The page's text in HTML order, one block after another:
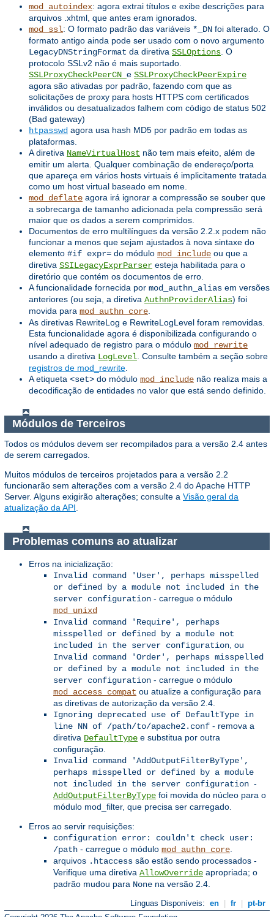
mod_autoindex: agora extrai títulos e exibe descrições para
arquivos .xhtml, que antes eram ignorados.
mod_ssl: O formato padrão das variáveis ​​ *_DN foi alterado. O
formato antigo ainda pode ser usado com o novo argumento
LegacyDNStringFormat da diretiva SSLOptions . O
protocolo SSLv2 não é mais suportado.
SSLProxyCheckPeerCN e SSLProxyCheckPeerExpire
agora são ativadas por padrão, fazendo com que as
solicitações de proxy para hosts HTTPS com certificados
inválidos ou desatualizados falhem com código de status 502
(Bad gateway)
htpasswd agora usa hash MD5 por padrão em todas as
plataformas.
A diretiva NameVirtualHost não tem mais efeito, além de
emitir um alerta. Qualquer combinação de endereço/porta
que apareça em vários hosts virtuais é implicitamente tratada
como um host virtual baseado em nome.
mod_deflate agora irá ignorar a compressão se souber que
a sobrecarga de tamanho adicionada pela compressão será
maior que os dados a serem comprimidos.
Documentos de erro multilíngues da versão 2.2.x podem não
funcionar a menos que sejam ajustados à nova sintaxe do
elemento #if expr= do módulo mod_include ou que a
diretiva SSILegacyExprParser esteja habilitada para o
diretório que contém os documentos de erro.
A funcionalidade fornecida por mod_authn_alias em versões
anteriores (ou seja, a diretiva AuthnProviderAlias) foi
movida para mod_authn_core
As diretivas RewriteLog e RewriteLogLevel foram removidas.
Esta funcionalidade agora é disponibilizada configurando o
nível adequado de registro para o módulo mod_rewrite
usando a diretiva LogLevel . Consulte também a seção sobre
registros de mod_rewrite
A etiqueta <set> do módulo mod_include não realiza mais a
decodificação de entidades no valor que está sendo definido.
Módulos de Terceiros
Todos os módulos devem ser recompilados para a versão 2.4 antes
de serem carregados.
Muitos módulos de terceiros projetados para a versão 2.2
funcionarão sem alterações com a versão 2.4 do Apache HTTP
Server. Alguns exigirão alterações; consulte a Visão geral da
atualização da API
Problemas comuns ao atualizar
Erros na inicialização:
Invalid command 'User', perhaps misspelled
or defined by a module not included in the
server configuration - carregue o módulo
mod_unixd
Invalid command 'Require', perhaps
misspelled or defined by a module not
included in the server configuration, ou
Invalid command 'Order', perhaps misspelled
or defined by a module not included in the
server configuration - carregue o módulo
mod_access_compat ou atualize a configuração para
as diretivas de autorização da versão 2.4.
Ignoring deprecated use of DefaultType in
line NN of /path/to/apache2.conf - remova a
diretiva DefaultType e substitua por outra
configuração.
Invalid command 'AddOutputFilterByType',
perhaps misspelled or defined by a module
not included in the server configuration -
AddOutputFilterByType foi movida do núcleo para o
módulo mod_filter, que precisa ser carregado.
Erros ao servir requisições:
configuration error: couldn't check user:
/path - carregue o módulo mod_authn_core.
arquivos .htaccess são estão sendo processados -
Verifique uma diretiva AllowOverride apropriada; o
padrão mudou para None na versão 2.4.
Línguas Disponíveis: en fr
pt-br